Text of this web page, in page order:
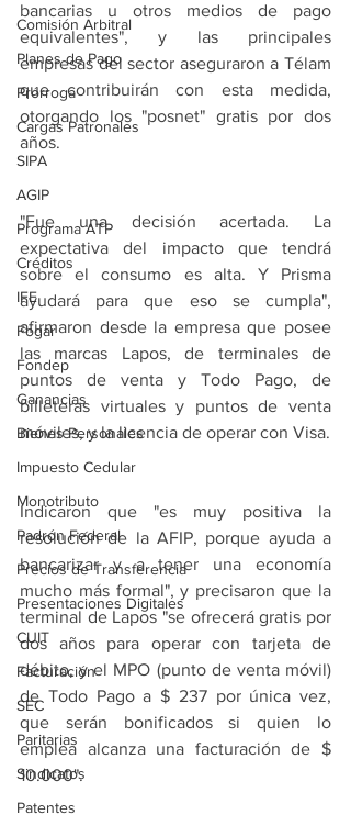
Comisión Arbitral
Planes de Pago
Prórroga
Cargas Patronales
SIPA
AGIP
Programa ATP
Créditos
IFE
Fogar
Fondep
Ganancias
Bienes Personales
Impuesto Cedular
Monotributo
Padrón Federal
Precios de Transferencia
Presentaciones Digitales
CUIT
Facturación
SEC
Paritarias
Sindicatos
Patentes
bancarias u otros medios de pago
equivalentes", y las principales
empresas del sector aseguraron a Télam
que contribuirán con esta medida,
otorgando los "posnet" gratis por dos
años.
"Fue una decisión acertada. La
expectativa del impacto que tendrá
sobre el consumo es alta. Y Prisma
ayudará para que eso se cumpla",
afirmaron desde la empresa que posee
las marcas Lapos, de terminales de
puntos de venta y Todo Pago, de
billeteras virtuales y puntos de venta
móviles, y la licencia de operar con Visa.
Indicaron que "es muy positiva la
resolución de la AFIP, porque ayuda a
bancarizar y a tener una economía
mucho más formal", y precisaron que la
terminal de Lapos "se ofrecerá gratis por
dos años para operar con tarjeta de
débito, y el MPO (punto de venta móvil)
de Todo Pago a $ 237 por única vez,
que serán bonificados si quien lo
emplea alcanza una facturación de $
10.000".